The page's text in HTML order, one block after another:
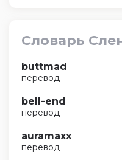
Словарь
buttmad
перевод
bell-end
перевод
auramaxx
перевод